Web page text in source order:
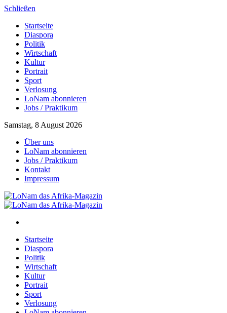
Schließen
Startseite
Diaspora
Politik
Wirtschaft
Kultur
Portrait
Sport
Verlosung
LoNam abonnieren
Jobs / Praktikum
Samstag, 8 August 2026
Über uns
LoNam abonnieren
Jobs / Praktikum
Kontakt
Impressum
Startseite
Diaspora
Politik
Wirtschaft
Kultur
Portrait
Sport
Verlosung